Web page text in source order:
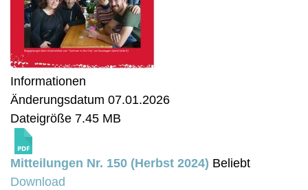
Informationen
Änderungsdatum 07.01.2026
Dateigröße 7.45 MB
Mitteilungen Nr. 150 (Herbst 2024) Beliebt
Download